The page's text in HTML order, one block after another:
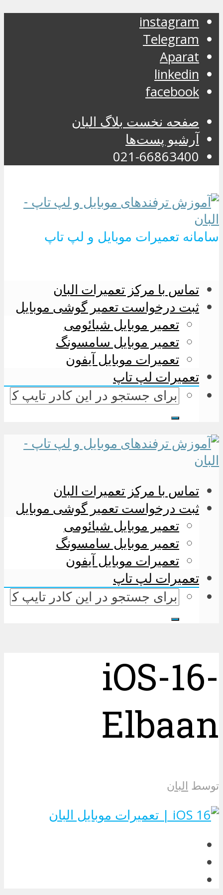
instagram
Telegram
Aparat
linkedin
facebook
صفحه نخست بلاگ البان
آرشیو پست‌ها
021-66863400
سامانه تعمیرات موبایل و لپ تاپ
تماس با مرکز تعمیرات البان
ثبت درخواست تعمیر گوشی موبایل
تعمیر موبایل شیائومی
تعمیر موبایل سامسونگ
تعمیرات موبایل آیفون
تعمیرات لپ تاپ
تماس با مرکز تعمیرات البان
ثبت درخواست تعمیر گوشی موبایل
تعمیر موبایل شیائومی
تعمیر موبایل سامسونگ
تعمیرات موبایل آیفون
تعمیرات لپ تاپ
iOS-16-
Elbaan
توسط البان